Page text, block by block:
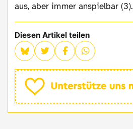
aus, aber immer anspielbar (3).
Diesen Artikel teilen